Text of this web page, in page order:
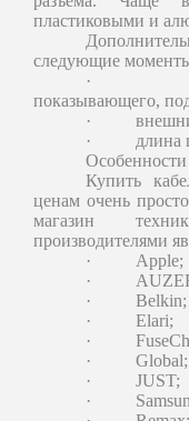
пластиковыми и
следующие
·
показывающего,
·
·
длина
Купить
ценам очень
магазин
производителями
·
Apple;
·
·
Belkin;
·
Elari;
·
·
Global;
·
JUST;
·